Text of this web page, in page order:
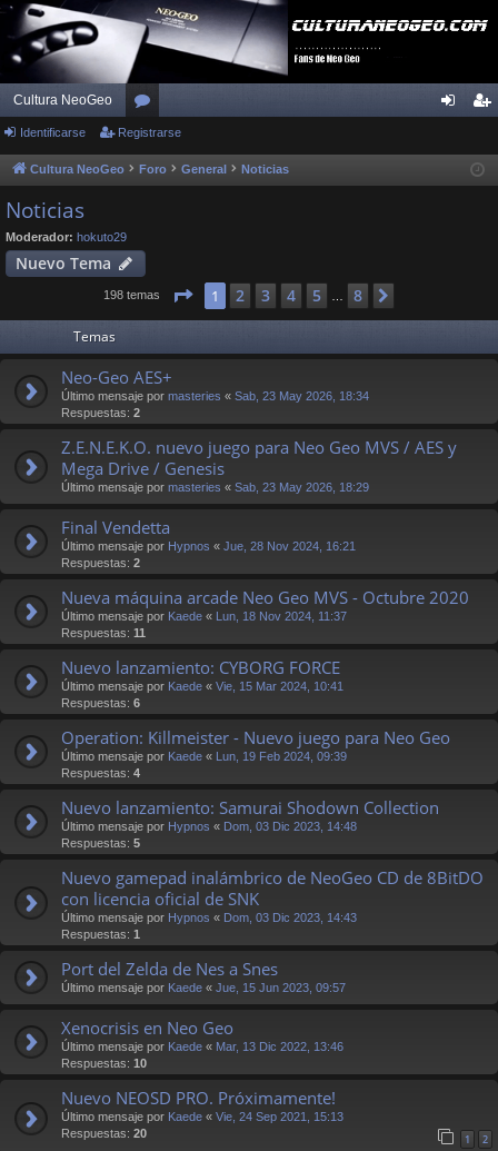
Cultura NeoGeo
or
os ist
Identificarse Registrarse
Cultura NeoGeo Foro General Noticias
Noticias
Moderador: hokuto29
Nuevo Tema
198 temas Página de 8
1 2 3 4 5 … 8
Temas
Neo-Geo AES+
Último mensaje por masteries « Sab, 23 May 2026, 18:34
Respuestas: 2
Z.E.N.E.K.O. nuevo juego para Neo Geo MVS / AES y
Mega Drive / Genesis
Último mensaje por masteries « Sab, 23 May 2026, 18:29
Final Vendetta
Último mensaje por Hypnos « Jue, 28 Nov 2024, 16:21
Respuestas: 2
Nueva máquina arcade Neo Geo MVS - Octubre 2020
Último mensaje por Kaede « Lun, 18 Nov 2024, 11:37
Respuestas: 11
Nuevo lanzamiento: CYBORG FORCE
Último mensaje por Kaede « Vie, 15 Mar 2024, 10:41
Respuestas: 6
Operation: Killmeister - Nuevo juego para Neo Geo
Último mensaje por Kaede « Lun, 19 Feb 2024, 09:39
Respuestas: 4
Nuevo lanzamiento: Samurai Shodown Collection
Último mensaje por Hypnos « Dom, 03 Dic 2023, 14:48
Respuestas: 5
Nuevo gamepad inalámbrico de NeoGeo CD de 8BitDO
con licencia oficial de SNK
Último mensaje por Hypnos « Dom, 03 Dic 2023, 14:43
Respuestas: 1
Port del Zelda de Nes a Snes
Último mensaje por Kaede « Jue, 15 Jun 2023, 09:57
Xenocrisis en Neo Geo
Último mensaje por Kaede « Mar, 13 Dic 2022, 13:46
Respuestas: 10
Nuevo NEOSD PRO. Próximamente!
Último mensaje por Kaede « Vie, 24 Sep 2021, 15:13
Respuestas: 20 1 2